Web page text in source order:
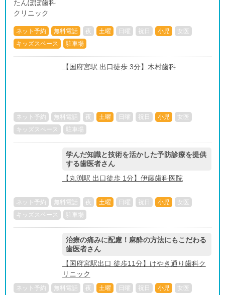
ネット予約 無料電話 夜 土曜 日曜 祝日 小児
女医
キッズスペース
駐車場
【国府宮駅 出口徒歩 3分】木村歯科
ネット予約 無料電話 夜 土曜 日曜 祝日 小児
女医
キッズスペース
駐車場
学んだ知識と技術を活かした予防診療を提供
する歯医者さん
【丸渕駅 出口徒歩 1分】伊藤歯科医院
ネット予約 無料電話 夜 土曜 日曜 祝日 小児
女医
キッズスペース
駐車場
治療の痛みに配慮！麻酔の方法にもこだわる
歯医者さん
【国府宮駅出口 徒歩11分】けやき通り歯科ク
リニック
ネット予約 無料電話 夜 土曜 日曜 祝日 小児
女医